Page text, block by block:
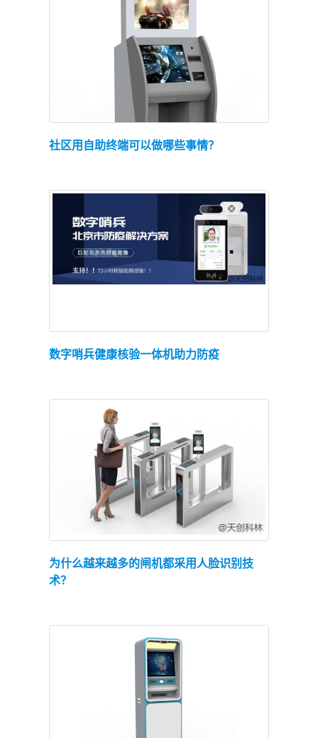
查看详情
社区用自助终端可以做哪些事情？
查看详情
数字哨兵健康核验一体机助力防疫
查看详情
为什么越来越多的闸机都采用人脸识别技
术？